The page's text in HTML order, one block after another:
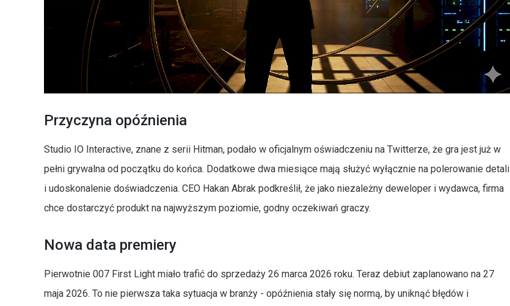
Przyczyna opóźnienia
Studio IO Interactive, znane z serii Hitman, podało w oficjalnym oświadczeniu na Twitterze, że gra jest już w
pełni grywalna od początku do końca. Dodatkowe dwa miesiące mają służyć wyłącznie na polerowanie detali
i udoskonalenie doświadczenia. CEO Hakan Abrak podkreślił, że jako niezależny deweloper i wydawca, firma
chce dostarczyć produkt na najwyższym poziomie, godny oczekiwań graczy.
Nowa data premiery
Pierwotnie 007 First Light miało trafić do sprzedaży 26 marca 2026 roku. Teraz debiut zaplanowano na 27
maja 2026. To nie pierwsza taka sytuacja w branży - opóźnienia stały się normą, by uniknąć błędów i